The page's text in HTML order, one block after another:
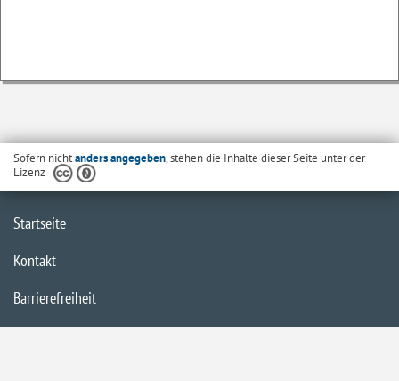
Sofern nichtanders angegeben, stehen die Inhalte dieser Seite unter der
Lizenz
Startseite
Kontakt
Barrierefreiheit